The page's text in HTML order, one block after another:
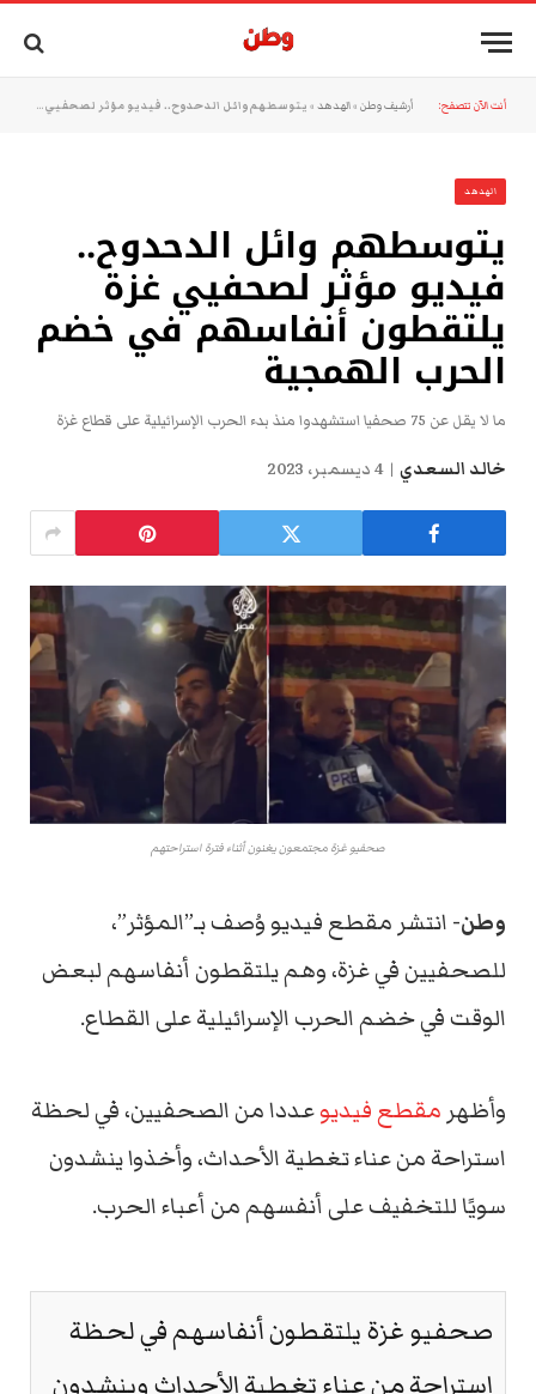
أنت الآن تتصفح: أرشيف وطن »الهدهد » يتوسطهم وائل الدحدوح.. فيديو مؤثر لصحفيي غزة يلتقطون أنفاسهم في خضم الحرب الهمجية
الهدهد
يتوسطهم وائل الدحدوح..
فيديو مؤثر لصحفيي غزة
يلتقطون أنفاسهم في خضم
الحرب الهمجية
ما لا يقل عن 75 صحفيا استشهدوا منذ بدء الحرب الإسرائيلية على قطاع غزة
خالد السعدي 4 ديسمبر، 2023
صحفيو غزة مجتمعون يغنون أثناء فترة استراحتهم
وطن- انتشر مقطع فيديو وُصف بـ”المؤثر”،
للصحفيين في غزة، وهم يلتقطون أنفاسهم لبعض
الوقت في خضم الحرب الإسرائيلية على القطاع.
وأظهر مقطع فيديوعددا من الصحفيين، في لحظة
استراحة من عناء تغطية الأحداث، وأخذوا ينشدون
سويًا للتخفيف على أنفسهم من أعباء الحرب.
صحفيو غزة يلتقطون أنفاسهم في لحظة
استراحة من عناء تغطية الأحداث وينشدون